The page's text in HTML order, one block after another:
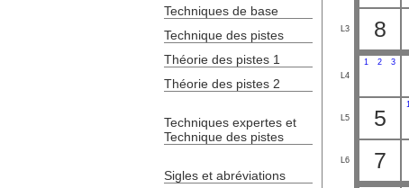
L3 8
L4
1 2 3
L5 5
L6 7
Techniques de base
Technique des pistes
Théorie des pistes 1
Théorie des pistes 2
Techniques expertes et
Technique des pistes
Sigles et abréviations